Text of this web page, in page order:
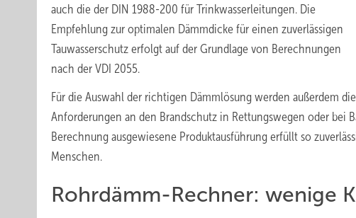
auch die der DIN 1988-200 für Trinkwasserleitungen. Die
Empfehlung zur optimalen Dämmdicke für einen zuverlässigen
Tauwasserschutz erfolgt auf der Grundlage von Berechnungen
nach der VDI 2055.
Für die Auswahl der richtigen Dämmlösung werden außerdem die
Anforderungen an den Brandschutz in Rettungswegen oder bei
Berechnung ausgewiesene Produktausführung erfüllt so
Menschen.
Rohrdämm-Rechner: wenige